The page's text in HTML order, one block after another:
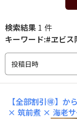
検索結果 1 件
キーワード:#ヱビス
投稿日時
【全部割引🉐】か
× 筑前煮 × 海老